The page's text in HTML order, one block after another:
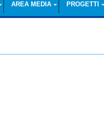
AREA MEDIA PROGETTI